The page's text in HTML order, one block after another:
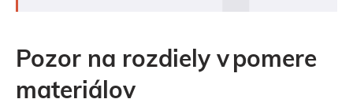
Pozor na rozdiely v pomere
materiálov